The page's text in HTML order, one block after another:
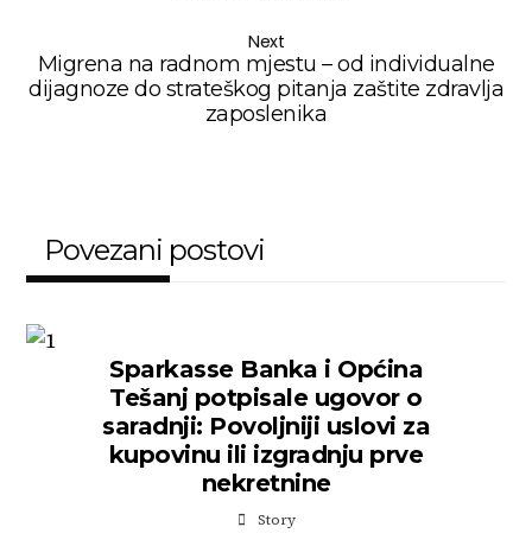
Next
Migrena na radnom mjestu – od individualne
dijagnoze do strateškog pitanja zaštite zdravlja
zaposlenika
Povezani postovi
Sparkasse Banka i Općina
Tešanj potpisale ugovor o
saradnji: Povoljniji uslovi za
kupovinu ili izgradnju prve
nekretnine
Story